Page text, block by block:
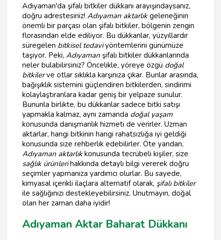
Adıyaman'da şifalı bitkiler dükkanı arayışındaysanız,
doğru adrestesiniz! Adıyaman aktarlıkgeleneğinin
önemli bir parçası olan şifalı bitkiler, bölgenin zengin
florasından elde ediliyor. Bu dükkanlar, yüzyıllardır
süregelen bitkisel tedaviyöntemlerini günümüze
taşıyor. Peki, Adıyaman şifalı bitkiler dükkanlarında
neler bulabilirsiniz? Öncelikle, yöreye özgü doğal
bitkilerve otlar sıklıkla karşınıza çıkar. Bunlar arasında,
bağışıklık sistemini güçlendiren bitkilerden, sindirimi
kolaylaştıranlara kadar geniş bir yelpaze sunulur.
Bununla birlikte, bu dükkanlar sadece bitki satışı
yapmakla kalmaz, aynı zamanda doğal yaşam
konusunda danışmanlık hizmeti de verirler. Uzman
aktarlar, hangi bitkinin hangi rahatsızlığa iyi geldiği
konusunda size rehberlik edebilirler. Öte yandan,
Adıyaman aktarlıkkonusunda tecrübeli kişiler, size
sağlık ürünlerihakkında detaylı bilgi vererek doğru
seçimler yapmanıza yardımcı olurlar. Bu sayede,
kimyasal içerikli ilaçlara alternatif olarak, şifalı bitkiler
ile sağlığınızı destekleyebilirsiniz. Unutmayın, doğal
olan her zaman daha iyidir!
Adıyaman Aktar Baharat Dükkanı